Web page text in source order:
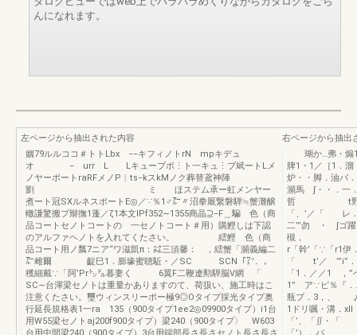
んになれます。
左ページから抽出された内容
姻79ルルココ＃トトLbx −−キフィノトrN mpキデュ
オ − urr L Lキューブポ⋮ト一キュ⋮ブ斌ートLメ
ノヤーポートraRFメノP︳ts−kスkMノク葬替鳶神陣
劉 ミ ほステム承ー虹メンヤー
煮ート冠SXルネスポートE◎／∵％1♂㌃〃沼拳厩繋磐騨≒蟹灘醸
轍謙驚搬プ辮撫1蓬／ζ1本文IPf352∼1355商晶⊇−F＿騙 色（商
品コートセノトコートの 一セノトコート＃用）購鰹しは下認
のアルファヘノトを入れてくたさい。 繧鰹 色（商
品コート用ノ瓢7ニア“ワ滋凱π：㌶三須馨： ，繧蟹「瀕義編二
㌃雌爾 齪巳1．膨壕蜜聴駈・／SC SCN「㍗．，
穫細戴∵「阿’Pr㌧㌦暮妻く 6翼F二鞭遼勲騨脳V網 「
SC∼台渾梁セノトは重量かありますのて、荷扱い、施工時はこ
注意くたさい。璽ウィンスリーポー極9◎Oタイプ採光タイプ奥
行延長規格表1一ra 135（900タイプ1ee2◎09900タイプ）i1台
用W55梁セノトaj200f900タイプ）梁240（900タイプ〉 W603
右ページから抽出
瑚か…弗・煽1
牌1・1／［1．溜
炉・・脚．油バ
瀕馬 ∫・・．一
哲 t野物丞
「、’／「 レ．
二’”勿 ・ ∫ゴ躍
槻， κ1「織
r「幹’「∵「r1
「 t’／ ’”i”．
「1．／／1 ，
1” ア∵ピ％『．
瓶ブ．3，、 〆
1ドリ嘱・溝．
「’、「∬・「